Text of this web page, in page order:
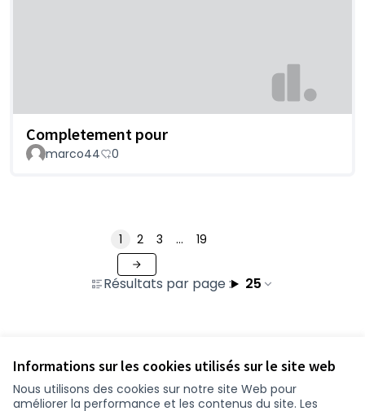
Informations sur les cookies utilisés sur le site web
Nous utilisons des cookies sur notre site Web pour
améliorer la performance et les contenus du site. Les
Completement pour
marco44 0
Résultats par page : 25
1 2 3 … 19
Conditions d'utilisation